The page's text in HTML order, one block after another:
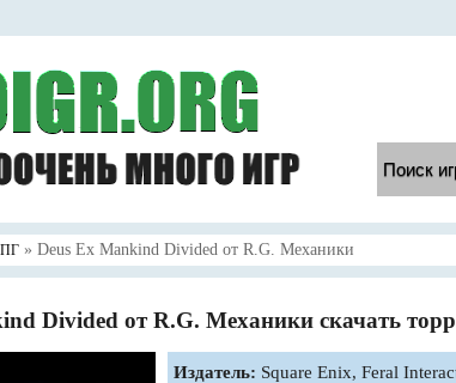
» Deus Ex Mankind Divided от R.G. Механики
Divided от R.G. Механики скачать
Издатель: Square Enix, Feral